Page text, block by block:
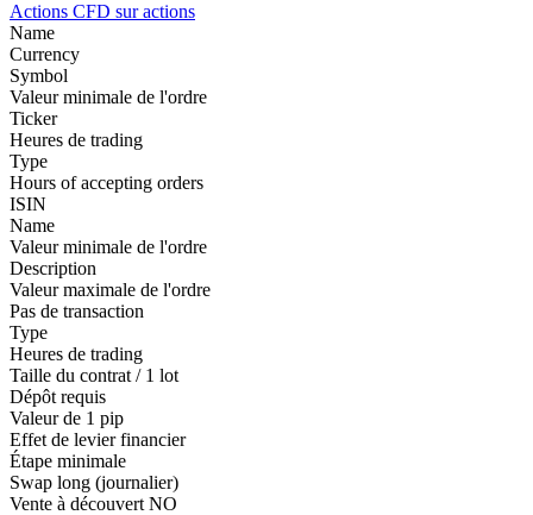
Actions CFD sur actions
Name
Currency
Symbol
Valeur minimale de l'ordre
Ticker
Heures de trading
Type
Hours of accepting orders
ISIN
Name
Valeur minimale de l'ordre
Description
Valeur maximale de l'ordre
Pas de transaction
Type
Heures de trading
Taille du contrat / 1 lot
Dépôt requis
Valeur de 1 pip
Effet de levier financier
Étape minimale
Swap long (journalier)
Vente à découvert NO